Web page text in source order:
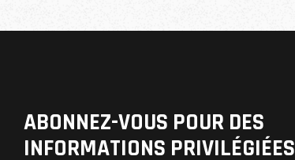
ABONNEZ-VOUS POUR DES
INFORMATIONS PRIVILÉGIÉES